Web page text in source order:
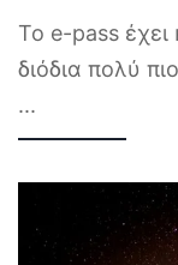
Το e-pass έχει
διόδια πολύ
...